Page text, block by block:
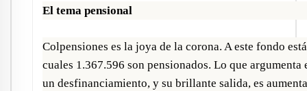
El tema pensional
Colpensiones es la joya de la corona. A este fondo
cuales 1.367.596 son pensionados. Lo que
un desfinanciamiento, y su brillante salida, es